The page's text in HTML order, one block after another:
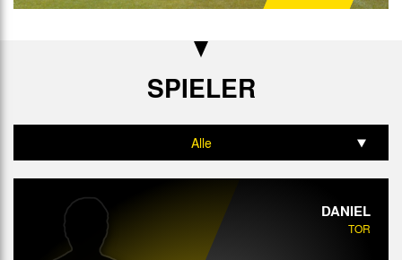
SPIELER
Alle
Tor
Mittelfeld
DANIEL
TOR